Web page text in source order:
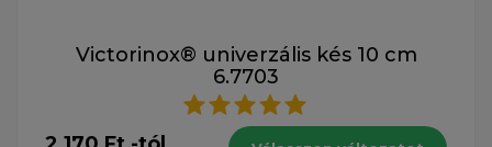
Victorinox® univerzális kés 10 cm
6.7703